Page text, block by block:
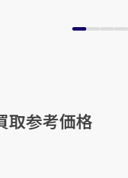
取参考価格